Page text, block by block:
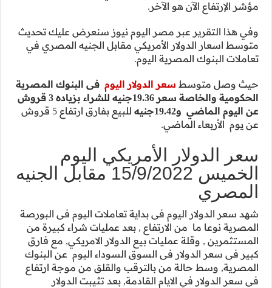
سنعرض عليك تحديث
المصري في
البنوك المصرية
الحكومية والخاصة سعر 19.36جنيه للشراء بزياده 3 قروش
للبيع بفارق ارتفاع 5 قروش
15/9/2022 مقابل الجنيه
اليوم فى البورصة
شراء كبيرة من
مع فارق
اليوم عن البنوك
من موجة ارتفاع
الدولار